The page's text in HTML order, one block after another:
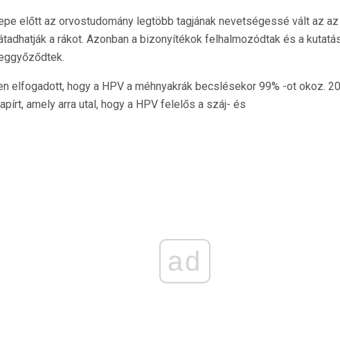
előtt az orvostudomány legtöbb tagjának nevetségessé vált az
a rákot. Azonban a bizonyítékok felhalmozódtak és a
elfogadott, hogy a HPV a méhnyakrák becslésekor 99% -ot okoz.
amely arra utal, hogy a HPV felelős a száj- és
ad